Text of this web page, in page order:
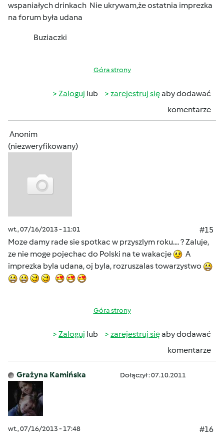
wspaniałych drinkach Nie ukrywam,że ostatnia imprezka
na forum była udana
Buziaczki
Góra strony
Zaloguj lub zarejestruj sięaby dodawać
komentarze
Anonim
(niezweryfikowany)
wt., 07/16/2013 - 11:01
#15
Moze damy rade sie spotkac w przyszlym roku.... ? Zaluje,
ze nie moge pojechac do Polski na te wakacje
A
imprezka byla udana, oj byla, rozruszalas towarzystwo
Góra strony
Zaloguj lub zarejestruj sięaby dodawać
komentarze
Grażyna Kamińska Dołączył : 07.10.2011
wt., 07/16/2013 - 17:48 #16